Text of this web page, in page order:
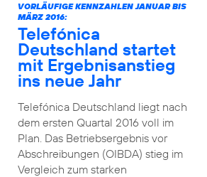
VORLÄUFIGE KENNZAHLEN JANUAR BIS
MÄRZ 2016:
Telefónica
Deutschland startet
mit Ergebnisanstieg
ins neue Jahr
Telefónica Deutschland liegt nach
dem ersten Quartal 2016 voll im
Plan. Das Betriebsergebnis vor
Abschreibungen (OIBDA) stieg im
Vergleich zum starken